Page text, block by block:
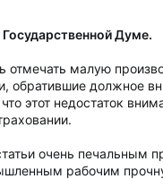
Думе.
отмечать малую
обратившие должное
этот недостаток
очень печальным
рабочим